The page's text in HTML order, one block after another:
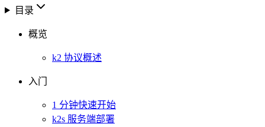
目录
概览
k2 协议概述
入门
1 分钟快速开始
k2s 服务端部署